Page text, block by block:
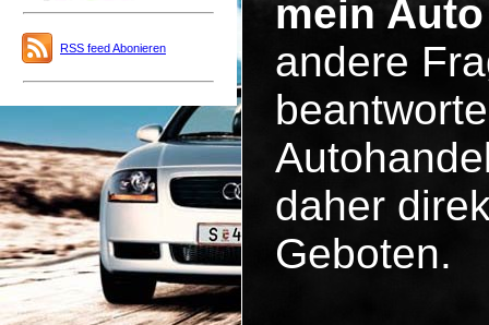
RSS feed Abonieren
mein
andere
daher
Geboten.